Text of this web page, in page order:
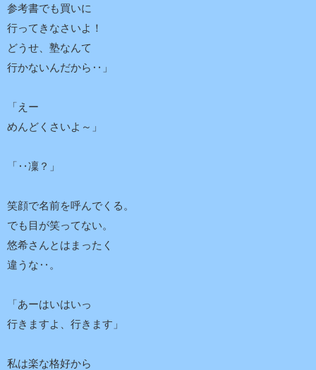
参考書でも買いに
行ってきなさいよ！
どうせ、塾なんて
行かないんだから‥」
「えー
めんどくさいよ～」
「‥凜？」
笑顔で名前を呼んでくる。
でも目が笑ってない。
悠希さんとはまったく
違うな‥。
「あーはいはいっ
行きますよ、行きます」
私は楽な格好から